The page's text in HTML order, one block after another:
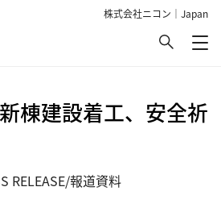
株式会社ニコン｜Japan
検索
メ
棟建設着工、安全祈
RELEASE/報道資料